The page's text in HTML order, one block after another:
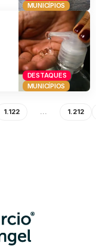
MUNICÍPIOS
DESTAQUES
MUNICÍPIOS
1.122 … 1.212